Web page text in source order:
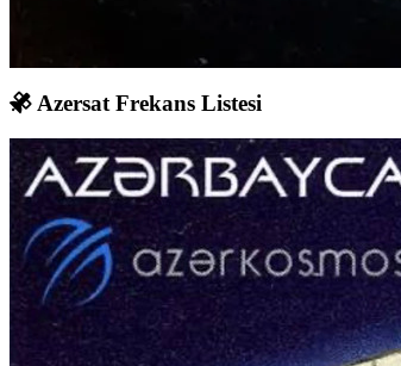
Azersat Frekans Listesi